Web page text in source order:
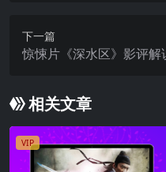
下一篇
惊悚片《深水区》影评解
相关文章
VIP